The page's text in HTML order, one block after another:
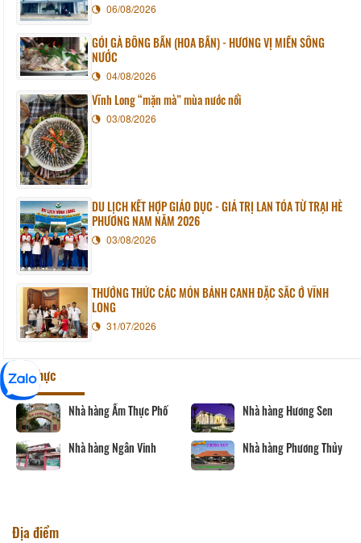
06/08/2026
GỎI GÀ BÔNG BẦN (HOA BẦN) - HƯƠNG VỊ MIỀN SÔNG
NƯỚC
04/08/2026
Vĩnh Long “mặn mà” mùa nước nổi
03/08/2026
DU LỊCH KẾT HỢP GIÁO DỤC - GIÁ TRỊ LAN TỎA TỪ TRẠI HÈ
PHƯƠNG NAM NĂM 2026
03/08/2026
THƯỞNG THỨC CÁC MÓN BÁNH CANH ĐẶC SẮC Ở VĨNH
LONG
31/07/2026
Ẩm thực
Nhà hàng Ẩm Thực Phố Nhà hàng Hương Sen
Nhà hàng Ngân Vinh Nhà hàng Phương Thủy
Địa điểm